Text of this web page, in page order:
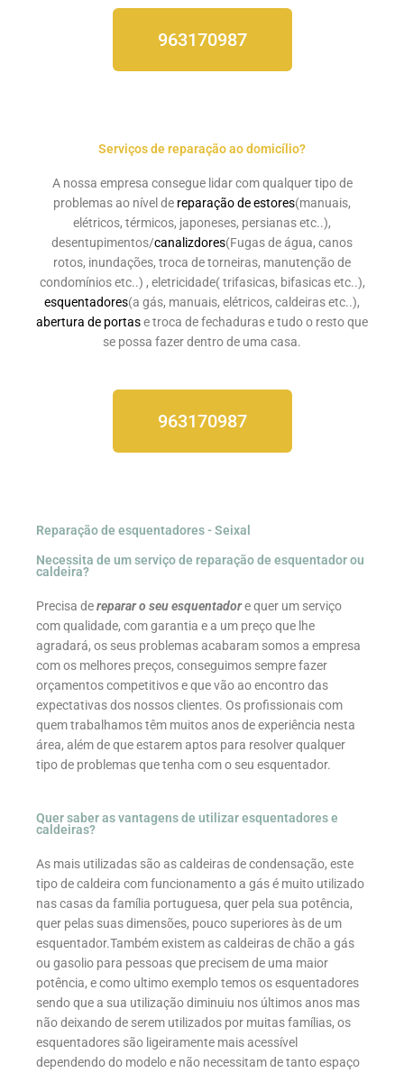
963170987
Serviços de reparação ao domicílio?
A nossa empresa consegue lidar com qualquer tipo de
problemas ao nível de reparação de estores(manuais,
elétricos, térmicos, japoneses, persianas etc..),
desentupimentos/canalizdores(Fugas de água, canos
rotos, inundações, troca de torneiras, manutenção de
condomínios etc..) , eletricidade( trifasicas, bifasicas etc..),
esquentadores(a gás, manuais, elétricos, caldeiras etc..),
abertura de portase troca de fechaduras e tudo o resto que
se possa fazer dentro de uma casa.
963170987
Reparação de esquentadores - Seixal
Necessita de um serviço de reparação de esquentador ou
caldeira?
Precisa dereparar o seu esquentadore quer um serviço
com qualidade, com garantia e a um preço que lhe
agradará, os seus problemas acabaram somos a empresa
com os melhores preços, conseguimos sempre fazer
orçamentos competitivos e que vão ao encontro das
expectativas dos nossos clientes. Os profissionais com
quem trabalhamos têm muitos anos de experiência nesta
área, além de que estarem aptos para resolver qualquer
tipo de problemas que tenha com o seu esquentador.
Quer saber as vantagens de utilizar esquentadores e
caldeiras?
As mais utilizadas são as caldeiras de condensação, este
tipo de caldeira com funcionamento a gás é muito utilizado
nas casas da família portuguesa, quer pela sua potência,
quer pelas suas dimensões, pouco superiores às de um
esquentador.Também existem as caldeiras de chão a gás
ou gasolio para pessoas que precisem de uma maior
potência, e como ultimo exemplo temos os esquentadores
sendo que a sua utilização diminuiu nos últimos anos mas
não deixando de serem utilizados por muitas famílias, os
esquentadores são ligeiramente mais acessível
dependendo do modelo e não necessitam de tanto espaço